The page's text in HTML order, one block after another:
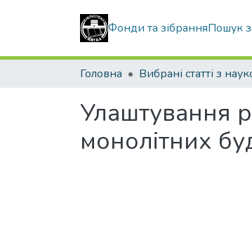
Фонди та зібранняПошук
Головна
Улаштування
монолітних